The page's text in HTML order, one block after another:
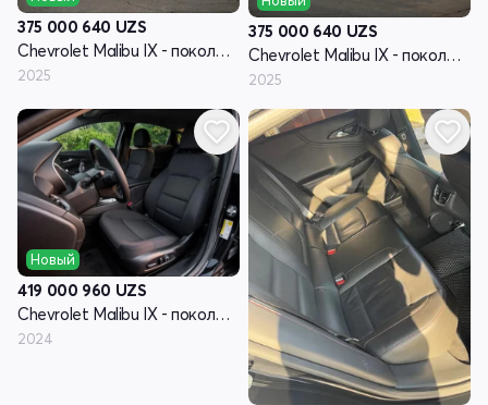
375 000 640 UZS
Chevrolet Malibu IX - поколение рестайлинг
2025
375 000 640 UZS
Chevrolet Malibu IX - поколение рестайлинг
2025
Новый
419 000 960 UZS
Chevrolet Malibu IX - поколение рестайлинг
2024